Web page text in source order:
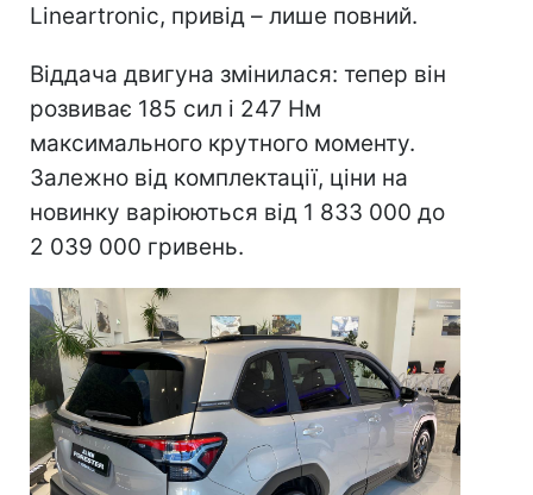
Lineartronic, привід – лише повний.
Віддача двигуна змінилася: тепер він
розвиває 185 сил і 247 Нм
максимального крутного моменту.
Залежно від комплектації, ціни на
новинку варіюються від 1 833 000 до
2 039 000 гривень.